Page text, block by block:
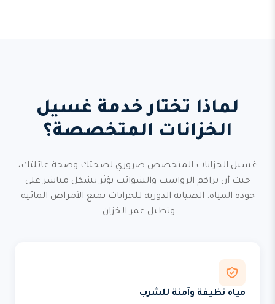
لماذا تختار خدمة غسيل
الخزانات المتخصصة؟
غسيل الخزانات المتخصص ضروري لصحتك وصحة عائلتك،
حيث أن تراكم الرواسب والشوائب يؤثر بشكل مباشر على
جودة المياه. الصيانة الدورية للخزانات تمنع الأمراض المائية
وتطيل عمر الخزان.
مياه نظيفة وآمنة للشرب